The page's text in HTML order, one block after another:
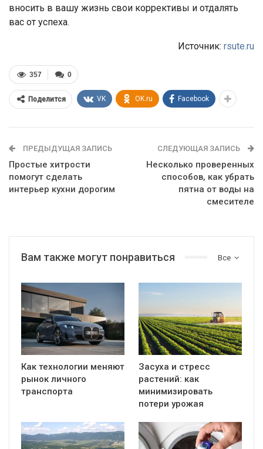
вносить в вашу жизнь свои коррективы и отдалять
вас от успеха.
Источник: rsute.ru
0
357
Поделится VK OK.ru Facebook
ПРЕДЫДУЩАЯ ЗАПИСЬ
Простые хитрости
помогут сделать
интерьер кухни дорогим
СЛЕДУЮЩАЯ ЗАПИСЬ
Несколько проверенных
способов, как убрать
пятна от воды на
смесителе
Все
Вам также могут понравиться
Как технологии меняют
рынок личного
транспорта
Засуха и стресс
растений: как
минимизировать
потери урожая